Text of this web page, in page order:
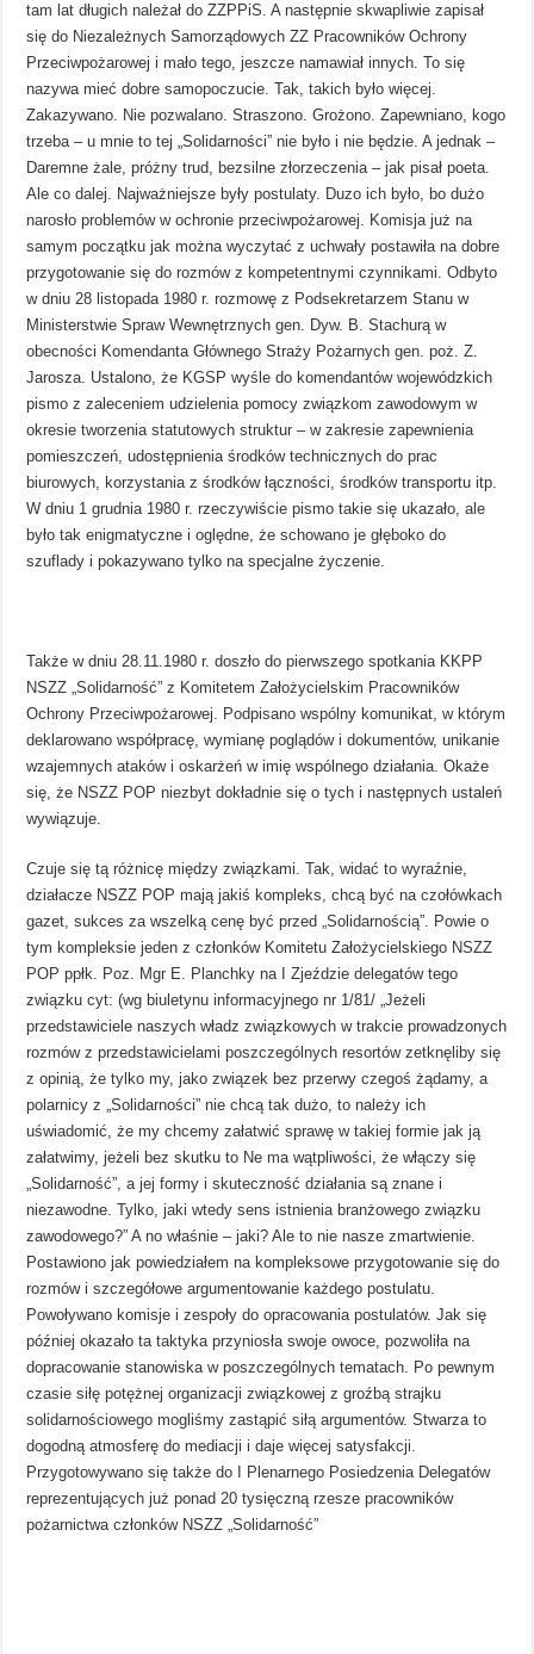
tam lat długich należał do ZZPPiS. A następnie skwapliwie zapisał
się do Niezależnych Samorządowych ZZ Pracowników Ochrony
Przeciwpożarowej i mało tego, jeszcze namawiał innych. To się
nazywa mieć dobre samopoczucie. Tak, takich było więcej.
Zakazywano. Nie pozwalano. Straszono. Grożono. Zapewniano, kogo
trzeba – u mnie to tej „Solidarności” nie było i nie będzie. A jednak –
Daremne żale, próżny trud, bezsilne złorzeczenia – jak pisał poeta.
Ale co dalej. Najważniejsze były postulaty. Duzo ich było, bo dużo
narosło problemów w ochronie przeciwpożarowej. Komisja już na
samym początku jak można wyczytać z uchwały postawiła na dobre
przygotowanie się do rozmów z kompetentnymi czynnikami. Odbyto
w dniu 28 listopada 1980 r. rozmowę z Podsekretarzem Stanu w
Ministerstwie Spraw Wewnętrznych gen. Dyw. B. Stachurą w
obecności Komendanta Głównego Straży Pożarnych gen. poż. Z.
Jarosza. Ustalono, że KGSP wyśle do komendantów wojewódzkich
pismo z zaleceniem udzielenia pomocy związkom zawodowym w
okresie tworzenia statutowych struktur – w zakresie zapewnienia
pomieszczeń, udostępnienia środków technicznych do prac
biurowych, korzystania z środków łączności, środków transportu itp.
W dniu 1 grudnia 1980 r. rzeczywiście pismo takie się ukazało, ale
było tak enigmatyczne i oględne, że schowano je głęboko do
szuflady i pokazywano tylko na specjalne życzenie.
Także w dniu 28.11.1980 r. doszło do pierwszego spotkania KKPP
NSZZ „Solidarność” z Komitetem Założycielskim Pracowników
Ochrony Przeciwpożarowej. Podpisano wspólny komunikat, w którym
deklarowano współpracę, wymianę poglądów i dokumentów, unikanie
wzajemnych ataków i oskarżeń w imię wspólnego działania. Okaże
się, że NSZZ POP niezbyt dokładnie się o tych i następnych ustaleń
wywiązuje.
Czuje się tą różnicę między związkami. Tak, widać to wyraźnie,
działacze NSZZ POP mają jakiś kompleks, chcą być na czołówkach
gazet, sukces za wszelką cenę być przed „Solidarnością”. Powie o
tym kompleksie jeden z członków Komitetu Założycielskiego NSZZ
POP ppłk. Poz. Mgr E. Planchky na I Zjeździe delegatów tego
związku cyt: (wg biuletynu informacyjnego nr 1/81/ „Jeżeli
przedstawiciele naszych władz związkowych w trakcie prowadzonych
rozmów z przedstawicielami poszczególnych resortów zetknęliby się
z opinią, że tylko my, jako związek bez przerwy czegoś żądamy, a
polarnicy z „Solidarności” nie chcą tak dużo, to należy ich
uświadomić, że my chcemy załatwić sprawę w takiej formie jak ją
załatwimy, jeżeli bez skutku to Ne ma wątpliwości, że włączy się
„Solidarność”, a jej formy i skuteczność działania są znane i
niezawodne. Tylko, jaki wtedy sens istnienia branżowego związku
zawodowego?” A no właśnie – jaki? Ale to nie nasze zmartwienie.
Postawiono jak powiedziałem na kompleksowe przygotowanie się do
rozmów i szczegółowe argumentowanie każdego postulatu.
Powoływano komisje i zespoły do opracowania postulatów. Jak się
później okazało ta taktyka przyniosła swoje owoce, pozwoliła na
dopracowanie stanowiska w poszczególnych tematach. Po pewnym
czasie siłę potężnej organizacji związkowej z groźbą strajku
solidarnościowego mogliśmy zastąpić siłą argumentów. Stwarza to
dogodną atmosferę do mediacji i daje więcej satysfakcji.
Przygotowywano się także do I Plenarnego Posiedzenia Delegatów
reprezentujących już ponad 20 tysięczną rzesze pracowników
pożarnictwa członków NSZZ „Solidarność”